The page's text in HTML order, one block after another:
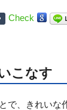
Check
こなす
で、きれいな